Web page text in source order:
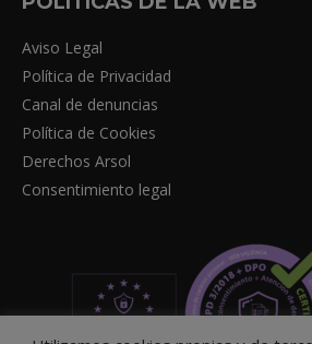
Aviso Legal
Política de Privacidad
Canal de denuncias
Política de Cookies
Derechos Arsol
Consentimiento legal